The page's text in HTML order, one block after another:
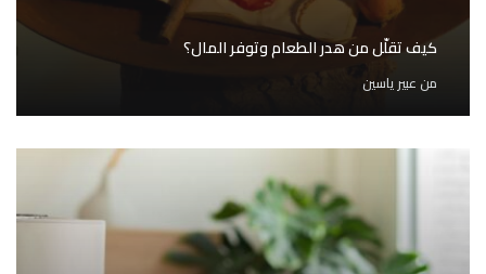
كيف تقلّل من هدر الطعام وتوفر المال؟
من عبير ياسين